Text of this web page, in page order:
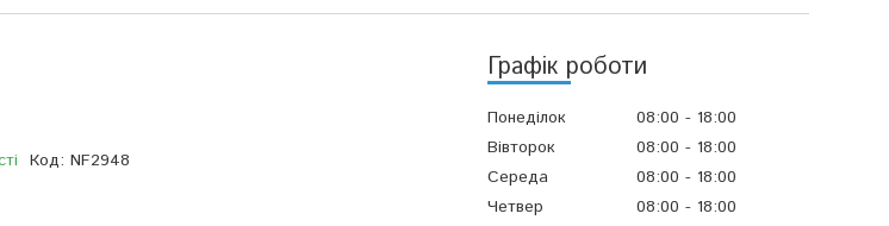
Графік роботи
Понеділок 08:00
18:00
Вівторок
08:00
18:00
Середа
08:00
18:00
Четвер
08:00
18:00
Код: NF2948